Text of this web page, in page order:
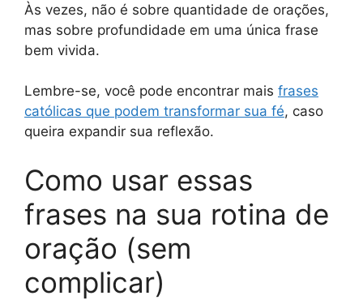
Às vezes, não é sobre quantidade de orações,
mas sobre profundidade em uma única frase
bem vivida.
Lembre-se, você pode encontrar mais frases
católicas que podem transformar sua fé, caso
queira expandir sua reflexão.
Como usar essas
frases na sua rotina de
oração (sem
complicar)